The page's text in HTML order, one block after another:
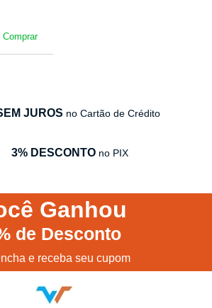
Comprar
JUROS no Cartão de Crédito
3% DESCONTO no PIX
Ganhou
de Desconto
e receba seu cupom